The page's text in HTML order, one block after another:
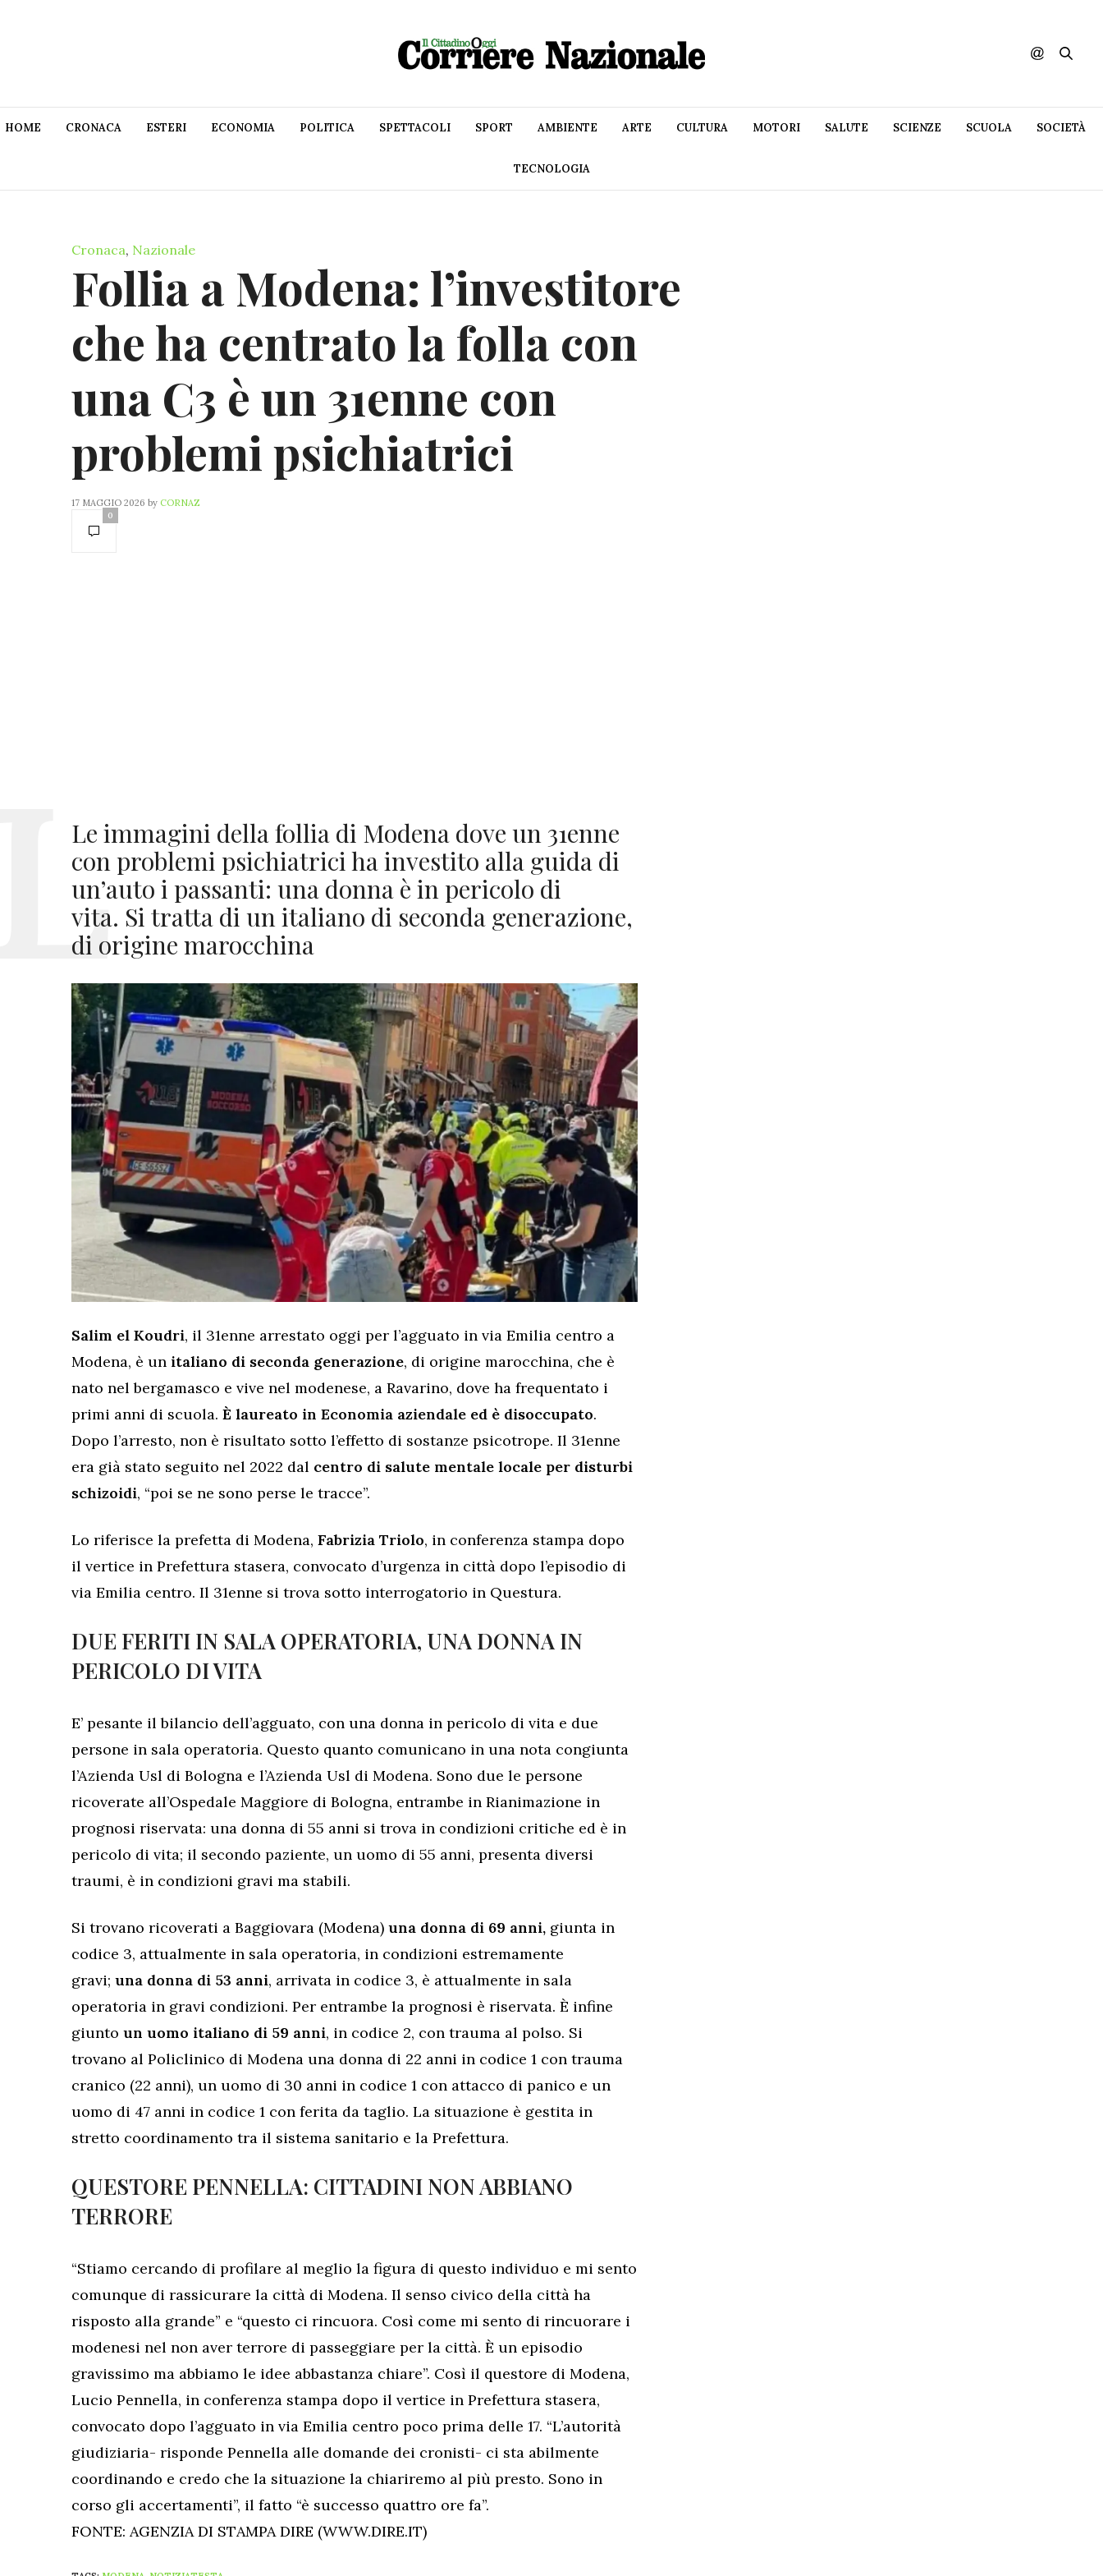
HOME CRONACA ESTERI ECONOMIA POLITICA SPETTACOLI SPORT AMBIENTE ARTE CULTURA MOTORI SALUTE SCIENZE SCUOLA SOCIETÀ
TECNOLOGIA
Cronaca, Nazionale
Follia a Modena: l’investitore
che ha centrato la folla con
una C3 è un 31enne con
problemi psichiatrici
17 MAGGIO 2026 by CORNAZ
0
Le immagini della follia di Modena dove un 31enne
con problemi psichiatrici ha investito alla guida di
un’auto i passanti: una donna è in pericolo di
vita. Si tratta di un italiano di seconda generazione,
di origine marocchina
Salim el Koudri, il 31enne arrestato oggi per l’agguato in via Emilia centro a
Modena, è un italiano di seconda generazione, di origine marocchina, che è
nato nel bergamasco e vive nel modenese, a Ravarino, dove ha frequentato i
primi anni di scuola. È laureato in Economia aziendale ed è disoccupato.
Dopo l’arresto, non è risultato sotto l’effetto di sostanze psicotrope. Il 31enne
era già stato seguito nel 2022 dal centro di salute mentale locale per disturbi
schizoidi, “poi se ne sono perse le tracce”.
Lo riferisce la prefetta di Modena, Fabrizia Triolo, in conferenza stampa dopo
il vertice in Prefettura stasera, convocato d’urgenza in città dopo l’episodio di
via Emilia centro. Il 31enne si trova sotto interrogatorio in Questura.
DUE FERITI IN SALA OPERATORIA, UNA DONNA IN
PERICOLO DI VITA
E’ pesante il bilancio dell’agguato, con una donna in pericolo di vita e due
persone in sala operatoria. Questo quanto comunicano in una nota congiunta
l’Azienda Usl di Bologna e l’Azienda Usl di Modena. Sono due le persone
ricoverate all’Ospedale Maggiore di Bologna, entrambe in Rianimazione in
prognosi riservata: una donna di 55 anni si trova in condizioni critiche ed è in
pericolo di vita; il secondo paziente, un uomo di 55 anni, presenta diversi
traumi, è in condizioni gravi ma stabili.
Si trovano ricoverati a Baggiovara (Modena) una donna di 69 anni, giunta in
codice 3, attualmente in sala operatoria, in condizioni estremamente
gravi; una donna di 53 anni, arrivata in codice 3, è attualmente in sala
operatoria in gravi condizioni. Per entrambe la prognosi è riservata. È infine
giunto un uomo italiano di 59 anni, in codice 2, con trauma al polso. Si
trovano al Policlinico di Modena una donna di 22 anni in codice 1 con trauma
cranico (22 anni), un uomo di 30 anni in codice 1 con attacco di panico e un
uomo di 47 anni in codice 1 con ferita da taglio. La situazione è gestita in
stretto coordinamento tra il sistema sanitario e la Prefettura.
QUESTORE PENNELLA: CITTADINI NON ABBIANO
TERRORE
“Stiamo cercando di profilare al meglio la figura di questo individuo e mi sento
comunque di rassicurare la città di Modena. Il senso civico della città ha
risposto alla grande” e “questo ci rincuora. Così come mi sento di rincuorare i
modenesi nel non aver terrore di passeggiare per la città. È un episodio
gravissimo ma abbiamo le idee abbastanza chiare”. Così il questore di Modena,
Lucio Pennella, in conferenza stampa dopo il vertice in Prefettura stasera,
convocato dopo l’agguato in via Emilia centro poco prima delle 17. “L’autorità
giudiziaria- risponde Pennella alle domande dei cronisti- ci sta abilmente
coordinando e credo che la situazione la chiariremo al più presto. Sono in
corso gli accertamenti”, il fatto “è successo quattro ore fa”.
FONTE: AGENZIA DI STAMPA DIRE (WWW.DIRE.IT)